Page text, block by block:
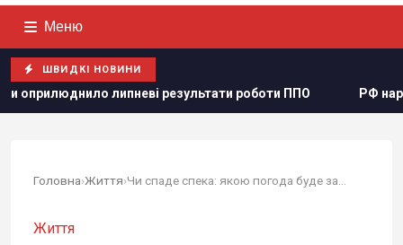
Меню
ШВИДКІ НОВИНИ
результати роботи ППО РФ нарощує випуск
Головна›Життя›
Життя